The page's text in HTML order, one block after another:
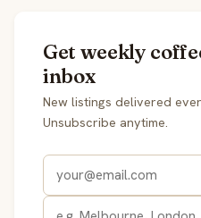
Get weekly
inbox
New listings delivered
Unsubscribe anytime.